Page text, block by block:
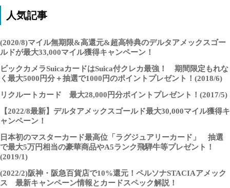
人気記事
(2020/8)マイル無期限&高還元&超高特典のデルタアメックスゴー
ルドが最大33,000マイル獲得キャンペーン！
ビックカメラSuicaカードはSuica付クレカ最強！ 期間限定もれな
く最大5000円分＋抽選で1000円のポイントプレゼント！(2018/6)
リクルートカード 最大28,000円分ポイントプレゼント！(2017/5)
【2022/8最新】デルタアメックスゴールド最大30,000マイル獲得キ
ャンペーン！
日本初のマスターカード最高位「ラグジュアリーカード」 抽選
で最大5万円相当の豪華商品やA5ランク飛騨牛等プレゼント！
(2019/1)
(2022/2)阪神・阪急百貨店で10%還元！ペルソナSTACIAアメック
ス 最新キャンペーン情報とカードスペック解説！